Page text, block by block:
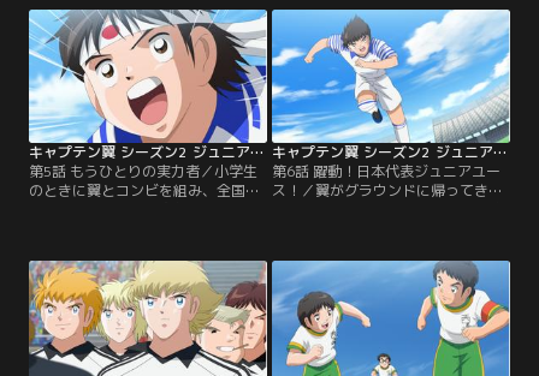
命に繋いだパスでチャンスを得たも
のの、シュナイダーの激しいプレイ
によって阻止されてしまう。思わず
怒りを爆発させるが、若林は「サッ
カーは格闘技のはずだぜ！」と一蹴
する。絶望的な…。
言。新キャプテンになった松山は仲
間からの信頼を勝ち取るため、シュ
ナイダーの強さを知った日向は彼を
超えるシュートを編み出すため、そ
れぞれの理由で練習に明け暮れる。
さらにジュニアユースを…。
キャプテン翼 シーズン2 ジュニアユース編 第05話
第5話 もうひとりの実力者／小学生
のときに翼とコンビを組み、全国大
ていた。全日本サッカー協会から11
番のユニフォームを手渡された岬だ
ったが、仲間とのブランクは3年に
及び、力を発揮できるのか自信を持
てずにいた。
キャプテン翼 シーズン2 ジュニアユース編 第06話
第6話 躍動！日本代表ジュニアユー
ス！／翼がグラウンドに帰ってき
ームに。日向は翼とのコンビプレイ
で2点目を追加し、松山はDFとして
攻守にわたって活躍。2対0のリード
で前半を折り返す。ただミュンヘン
がこのまま黙っているとは思えな
い。